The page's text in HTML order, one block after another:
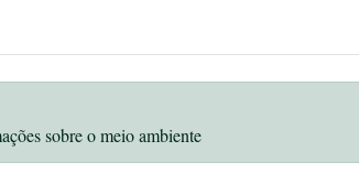
sobre o meio ambiente